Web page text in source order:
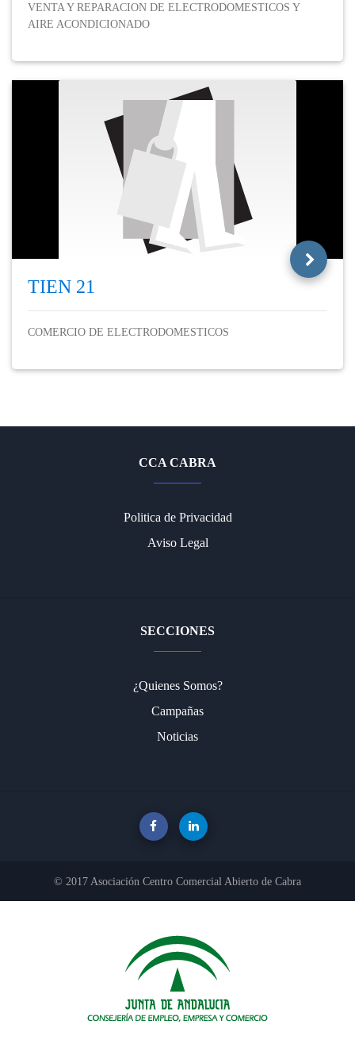
VENTA Y REPARACION DE ELECTRODOMESTICOS Y
AIRE ACONDICIONADO
TIEN 21
COMERCIO DE ELECTRODOMESTICOS
CCA CABRA
Politica de Privacidad
Aviso Legal
SECCIONES
¿Quienes Somos?
Campañas
Noticias
© 2017 Asociación Centro Comercial Abierto de Cabra